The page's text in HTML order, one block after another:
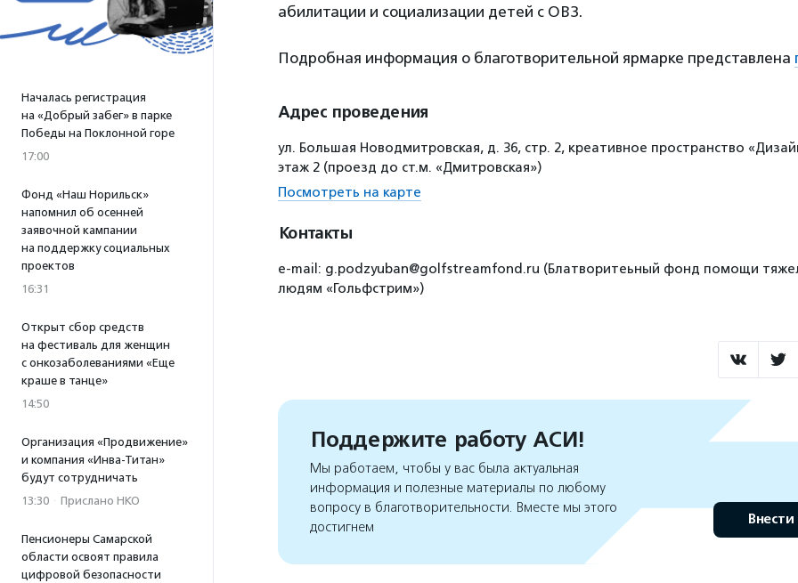
Началась регистрация
на «Добрый забег» в парке
Победы на Поклонной горе
17:00
Фонд «Наш Норильск»
напомнил об осенней
заявочной кампании
на поддержку социальных
проектов
16:31
Открыт сбор средств
на фестиваль для женщин
с онкозаболеваниями «Еще
краше в танце»
14:50
Организация «Продвижение»
и компания «Инва-Титан»
будут сотрудничать
13:30 · Прислано НКО
Пенсионеры Самарской
области освоят правила
цифровой безопасности
абилитации и социализации детей с ОВЗ.
Подробная информация о благотворительной ярмарке представлена
Адрес проведения
ул. Большая Новодмитровская, д. 36, стр. 2, креативное пространство
этаж 2 (проезд до ст.м. «Дмитровская»)
Посмотреть на карте
Контакты
e-mail: g.podzyuban@golfstreamfond.ru (Блатворитеьный фонд помощи
людям «Гольфстрим»)
Поддержите работу АСИ!
Мы работаем, чтобы у вас была актуальная
информация и полезные материалы по любому
вопросу в благотворительности. Вместе мы этого
достигнем
Внести